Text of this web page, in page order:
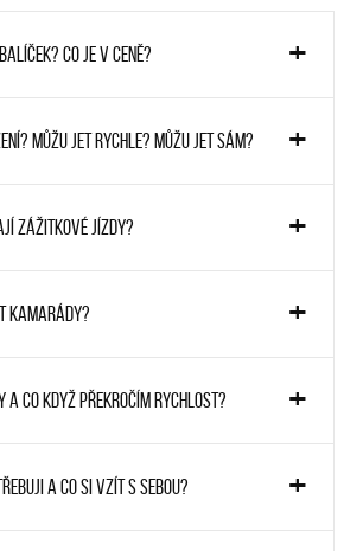
Co je v ceně?
Můžu jet rychle? Můžu jet sám?
zážitkové jízdy?
kamarády?
a co když překročím rychlost?
a co si vzít s sebou?